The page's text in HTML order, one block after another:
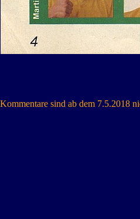
Kommentare sind ab dem 7.5.2018